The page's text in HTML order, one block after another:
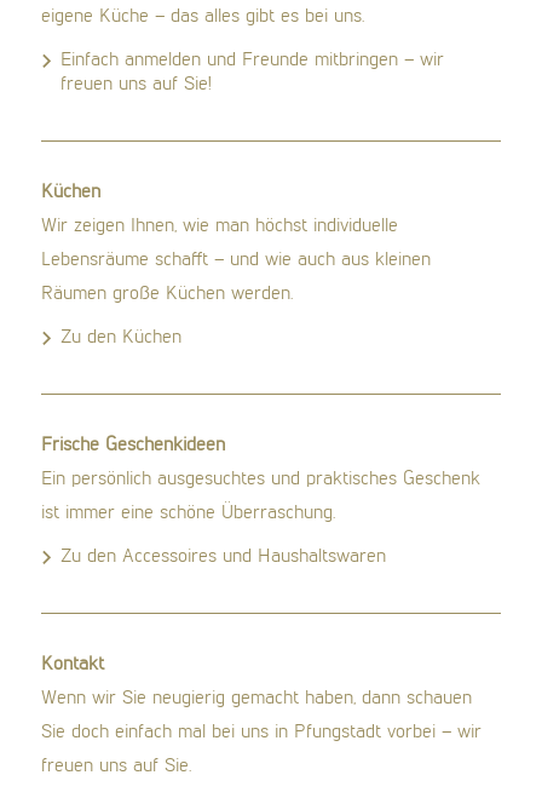
eigene Küche – das alles gibt es bei uns.
Einfach anmelden und Freunde mitbringen – wir
freuen uns auf Sie!
Küchen
Wir zeigen Ihnen, wie man höchst individuelle
Lebensräume schafft – und wie auch aus kleinen
Räumen große Küchen werden.
Zu den Küchen
Frische Geschenkideen
Ein persönlich ausgesuchtes und praktisches Geschenk
ist immer eine schöne Überraschung.
Zu den Accessoires und Haushaltswaren
Kontakt
Wenn wir Sie neugierig gemacht haben, dann schauen
Sie doch einfach mal bei uns in Pfungstadt vorbei – wir
freuen uns auf Sie.